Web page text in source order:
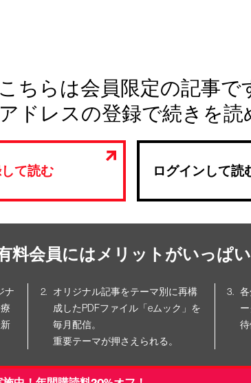
こちらは会員限定の記事で
ドレスの登録で続きを読
て読む ログインして読
料会員にはメリットがいっぱい
ナ
オリジナル記事をテーマ別に再構
成したPDFファイル「eムック」を
毎月配信。
重要テーマが押さえられる。
待